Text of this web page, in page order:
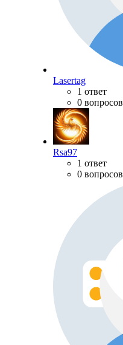
Lasertag
1 ответ
0 вопросов
Rsa97
1 ответ
0 вопросов